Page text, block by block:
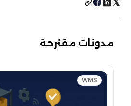
مدونات مقترحة
WMS